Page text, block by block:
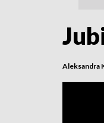
Aleksandra